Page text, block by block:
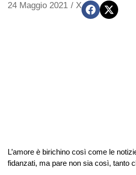
24 Maggio 2021 / X
L’amore è birichino così come le
fidanzati, ma pare non sia così, tanto